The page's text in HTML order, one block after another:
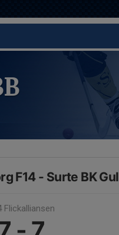
F14 - Surte BK Gul
Flickalliansen